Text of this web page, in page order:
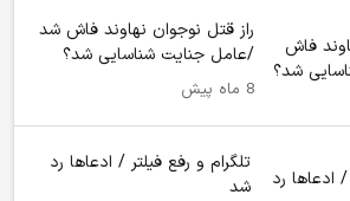
راز قتل نوجوان نهاوند فاش شد
/عامل جنایت شناسایی شد؟
8 ماه پیش
تلگرام و رفع فیلتر / ادعا‌ها رد
شد